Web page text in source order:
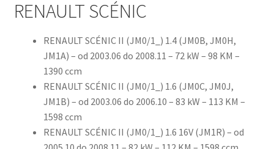
RENAULT SCÉNIC
RENAULT SCÉNIC II (JM0/1_) 1.4 (JM0B, JM0H,
JM1A) – od 2003.06 do 2008.11 – 72 kW – 98 KM –
1390 ccm
RENAULT SCÉNIC II (JM0/1_) 1.6 (JM0C, JM0J,
JM1B) – od 2003.06 do 2006.10 – 83 kW – 113 KM –
1598 ccm
RENAULT SCÉNIC II (JM0/1_) 1.6 16V (JM1R) – od